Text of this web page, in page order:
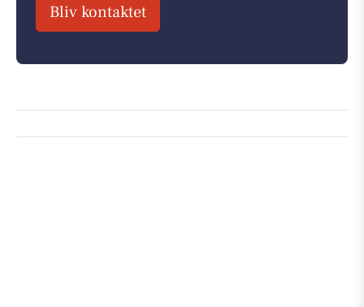
Bliv kontaktet